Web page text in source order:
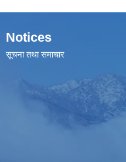
Notices
सूचना तथा समाचार